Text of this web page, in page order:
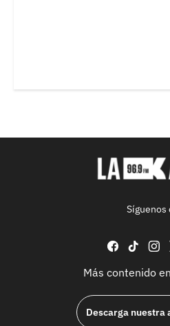
Síguenos
facebook
tiktok
Más contenido en
Descarga nuestra